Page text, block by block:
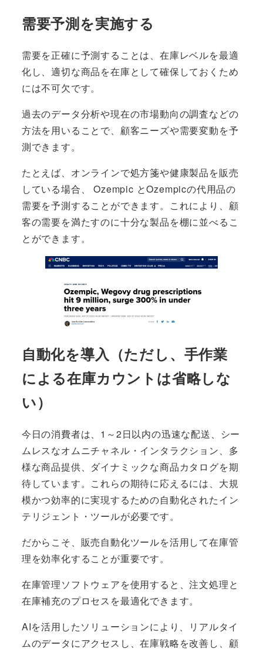
需要予測を実施する
需要を正確に予測することは、在庫レベルを最適
化し、適切な商品を在庫として確保しておくため
には不可欠です。
過去のデータ分析や現在の市場動向の調査などの
方法を用いることで、顧客ニーズや需要変動を予
測できます。
たとえば、オンラインで処方箋や健康製品を販売
している場合、 Ozempic とOzempicの代用品の
需要を予測することができます。これにより、顧
客の需要を満たすのに十分な製品を棚に並べるこ
とができます。
自動化を導入（ただし、手作業
による在庫カウントは省略しな
い）
今日の消費者は、1～2日以内の迅速な配送、シー
ムレスなオムニチャネル・インタラクション、多
様な商品提供、ダイナミックな商品カタログを期
待しています。これらの期待に応えるには、大規
模かつ効率的に実現するための自動化されたイン
テリジェント・ツールが必要です。
だからこそ、販売自動化ツールを活用して在庫管
理を効率化することが重要です。
在庫管理ソフトウェアを使用すると、注文処理と
在庫補充のプロセスを最適化できます。
AIを活用したソリューションにより、リアルタイ
ムのデータにアクセスし、在庫戦略を改善し、顧